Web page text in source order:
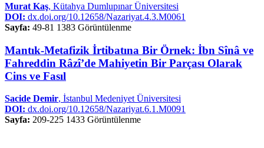
Murat Kaş, Kütahya Dumlupınar Üniversitesi
DOI: dx.doi.org/10.12658/Nazariyat.4.3.M0061
Sayfa: 49-81 1383 Görüntülenme
Mantık-Metafizik İrtibatına Bir Örnek: İbn Sînâ ve
Fahreddin Râzî’de Mahiyetin Bir Parçası Olarak
Cins ve Fasıl
Sacide Demir, İstanbul Medeniyet Üniversitesi
DOI: dx.doi.org/10.12658/Nazariyat.6.1.M0091
Sayfa: 209-225 1433 Görüntülenme